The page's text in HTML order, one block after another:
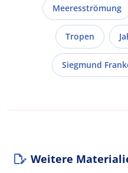
Meeresströmung
Tropen
Siegmund
Weitere